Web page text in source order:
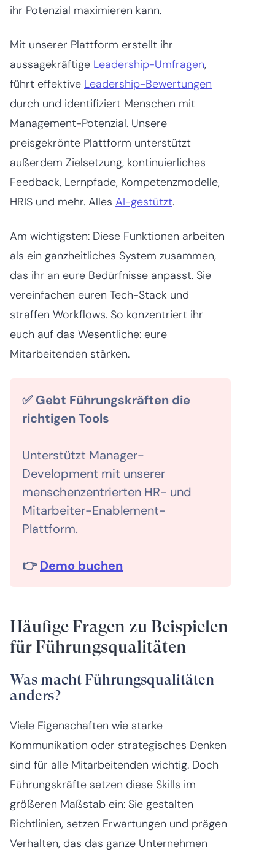
ihr Potenzial maximieren kann.
Mit unserer Plattform erstellt ihr
aussagekräftige Leadership-Umfragen,
führt effektive Leadership-Bewertungen
durch und identifiziert Menschen mit
Management-Potenzial. Unsere
preisgekrönte Plattform unterstützt
außerdem Zielsetzung, kontinuierliches
Feedback, Lernpfade, Kompetenzmodelle,
HRIS und mehr. Alles AI-gestützt.
Am wichtigsten: Diese Funktionen arbeiten
als ein ganzheitliches System zusammen,
das ihr an eure Bedürfnisse anpasst. Sie
vereinfachen euren Tech-Stack und
straffen Workflows. So konzentriert ihr
euch auf das Wesentliche: eure
Mitarbeitenden stärken.
✅ Gebt Führungskräften die
richtigen Tools
Unterstützt Manager-
Development mit unserer
menschenzentrierten HR- und
Mitarbeiter-Enablement-
Plattform.
👉Demo buchen
Häufige Fragen zu Beispielen
für Führungsqualitäten
Was macht Führungsqualitäten
anders?
Viele Eigenschaften wie starke
Kommunikation oder strategisches Denken
sind für alle Mitarbeitenden wichtig. Doch
Führungskräfte setzen diese Skills im
größeren Maßstab ein: Sie gestalten
Richtlinien, setzen Erwartungen und prägen
Verhalten, das das ganze Unternehmen